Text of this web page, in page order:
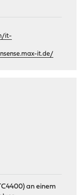
it-
it.de/
an einem